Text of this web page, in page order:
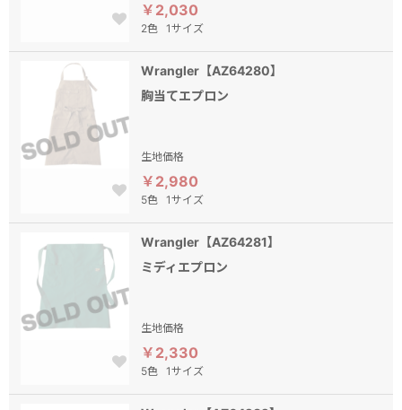
￥2,030
2色 1サイズ
Wrangler【AZ64280】
胸当てエプロン
生地価格
￥2,980
5色 1サイズ
Wrangler【AZ64281】
ミディエプロン
生地価格
￥2,330
5色 1サイズ